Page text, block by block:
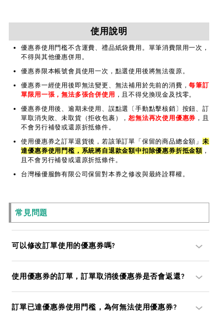
使用說明
優惠券使用門檻不含運費、禮品紙袋費用。單筆消費限用一次，
不得與其他優惠併用。
優惠券限本帳號會員使用一次，點選使用後將無法復原。
優惠券一經使用後即無法變更、無法補用於先前的消費，每筆訂
單限用一張，無法多張合併使用 ，且不得兌換現金及找零。
優惠券使用後、逾期未使用、誤點選〔手動點擊核銷〕按鈕、訂
單取消失敗、未取貨（拒收包裹），恕無法再次使用優惠券 ，且
不會另行補發或還原折抵條件。
使用優惠券之訂單退貨後，若該筆訂單「保留的商品總金額」未
達優惠券使用門檻，系統將自退款金額中扣除優惠券折抵金額 ，
且不會另行補發或還原折抵條件。
台灣極優服飾有限公司保留對本券之修改與最終詮釋權。
常見問題
可以修改訂單使用的優惠券嗎?
使用優惠券的訂單，訂單取消後優惠券是否會返還?
訂單已達優惠券使用門檻，為何無法使用優惠券?